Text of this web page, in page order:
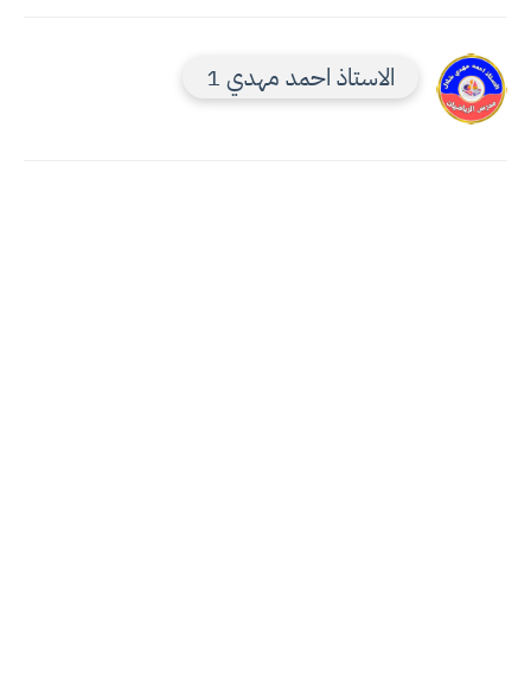
الاستاذ احمد مهدي 1